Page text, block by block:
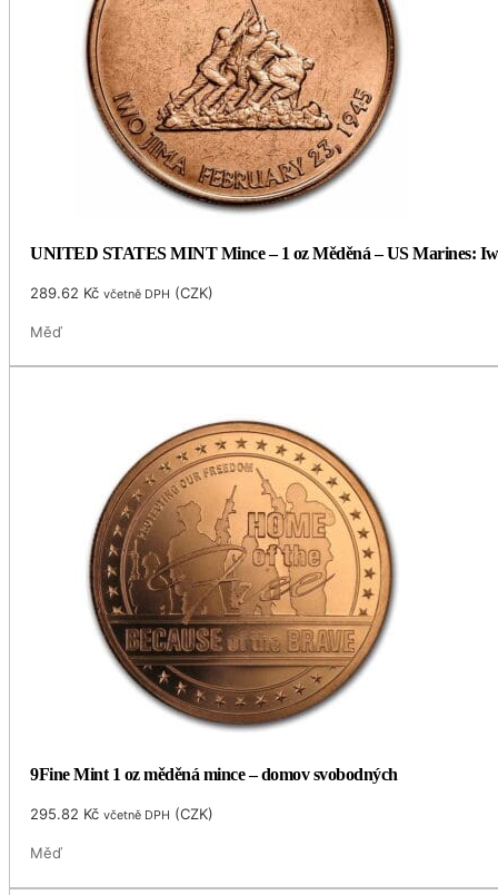
UNITED STATES MINT Mince – 1 oz Měděná – US Marines:
289.62 Kč včetně DPH (CZK)
Měď
9Fine Mint 1 oz měděná mince – domov svobodných
295.82 Kč včetně DPH (CZK)
Měď